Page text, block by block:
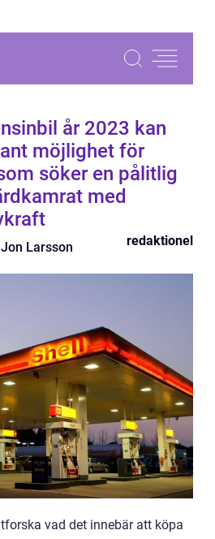
år 2023 kan
möjlighet för
söker en pålitlig
med
Jon Larsson redaktionel
vad det innebär att köpa